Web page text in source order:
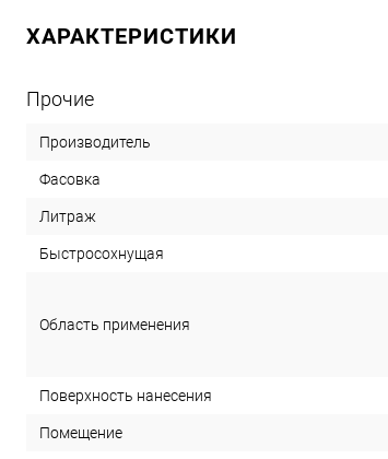
ХАРАКТЕРИСТИКИ
Прочие
Производитель
Фасовка
Литраж
Быстросохнущая
Область применения
Поверхность нанесения
Помещение